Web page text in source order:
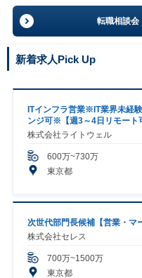
転職相談会
新着求人Pick Up
ITインフラ営業※IT業界未経
ンジ可※【週3～4日リモート
株式会社ライトウェル
600万~730万
東京都
次世代部門長候補【営業・マ
株式会社セレス
700万~1500万
東京都